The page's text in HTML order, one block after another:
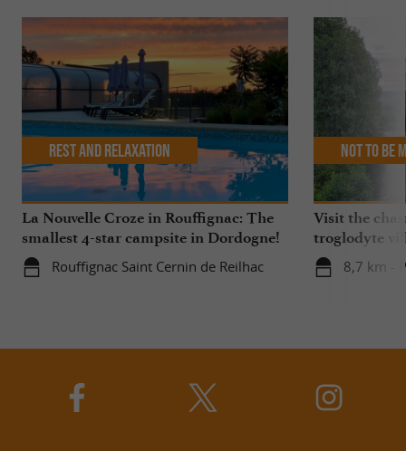
La Nouvelle Croze in Rouffignac: The
smallest 4-star campsite in Dordogne!
Rouffignac Saint Cernin de Reilhac
Rest and relaxation
Visit the
troglodyte
8,7 km -
Not to be